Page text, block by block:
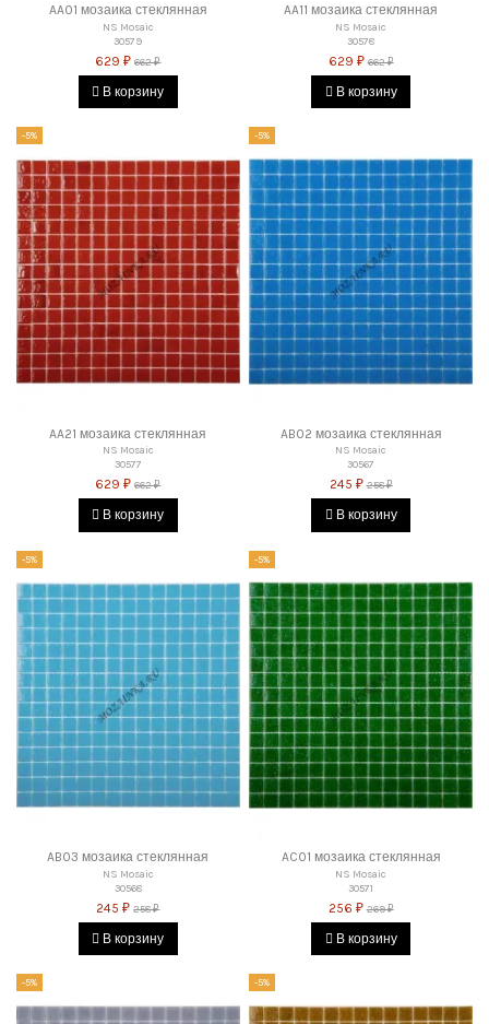
AA01 мозаика стеклянная
NS Mosaic
30579
629 ₽ 662 ₽
В корзину
AA11 мозаика стеклянная
NS Mosaic
30578
629 ₽ 662 ₽
В корзину
-5%
AA21 мозаика стеклянная
NS Mosaic
30577
629 ₽ 662 ₽
В корзину
-5%
AB02 мозаика стеклянная
NS Mosaic
30567
245 ₽ 258 ₽
В корзину
-5%
AB03 мозаика стеклянная
NS Mosaic
30568
245 ₽ 258 ₽
В корзину
-5%
AC01 мозаика стеклянная
NS Mosaic
30571
256 ₽ 269 ₽
В корзину
-5% -5%